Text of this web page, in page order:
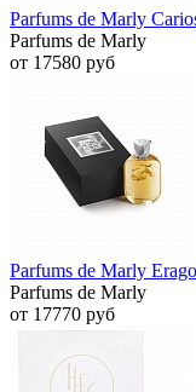
Parfums de Marly
Parfums de Marly
от 17580 руб
Parfums de Marly
Parfums de Marly
от 17770 руб